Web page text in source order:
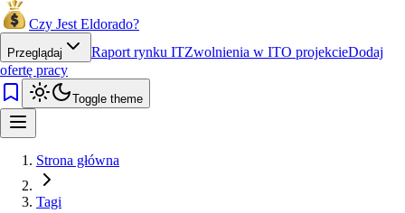
Czy Jest Eldorado?
Przeglądaj Raport rynku ITZwolnienia w ITO projekcieDodaj
ofertę pracy
Toggle theme
Strona główna
Tagi